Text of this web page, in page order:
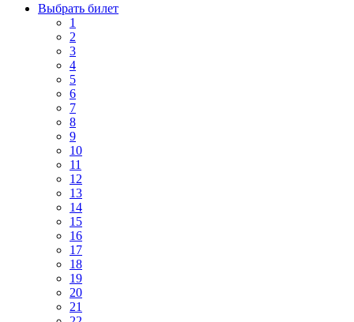
Выбрать билет
1
2
3
4
5
6
7
8
9
10
11
12
13
14
15
16
17
18
19
20
21